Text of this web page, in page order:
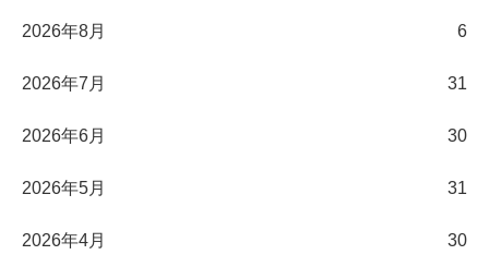
2026年8月 6
2026年7月 31
2026年6月 30
2026年5月 31
2026年4月 30